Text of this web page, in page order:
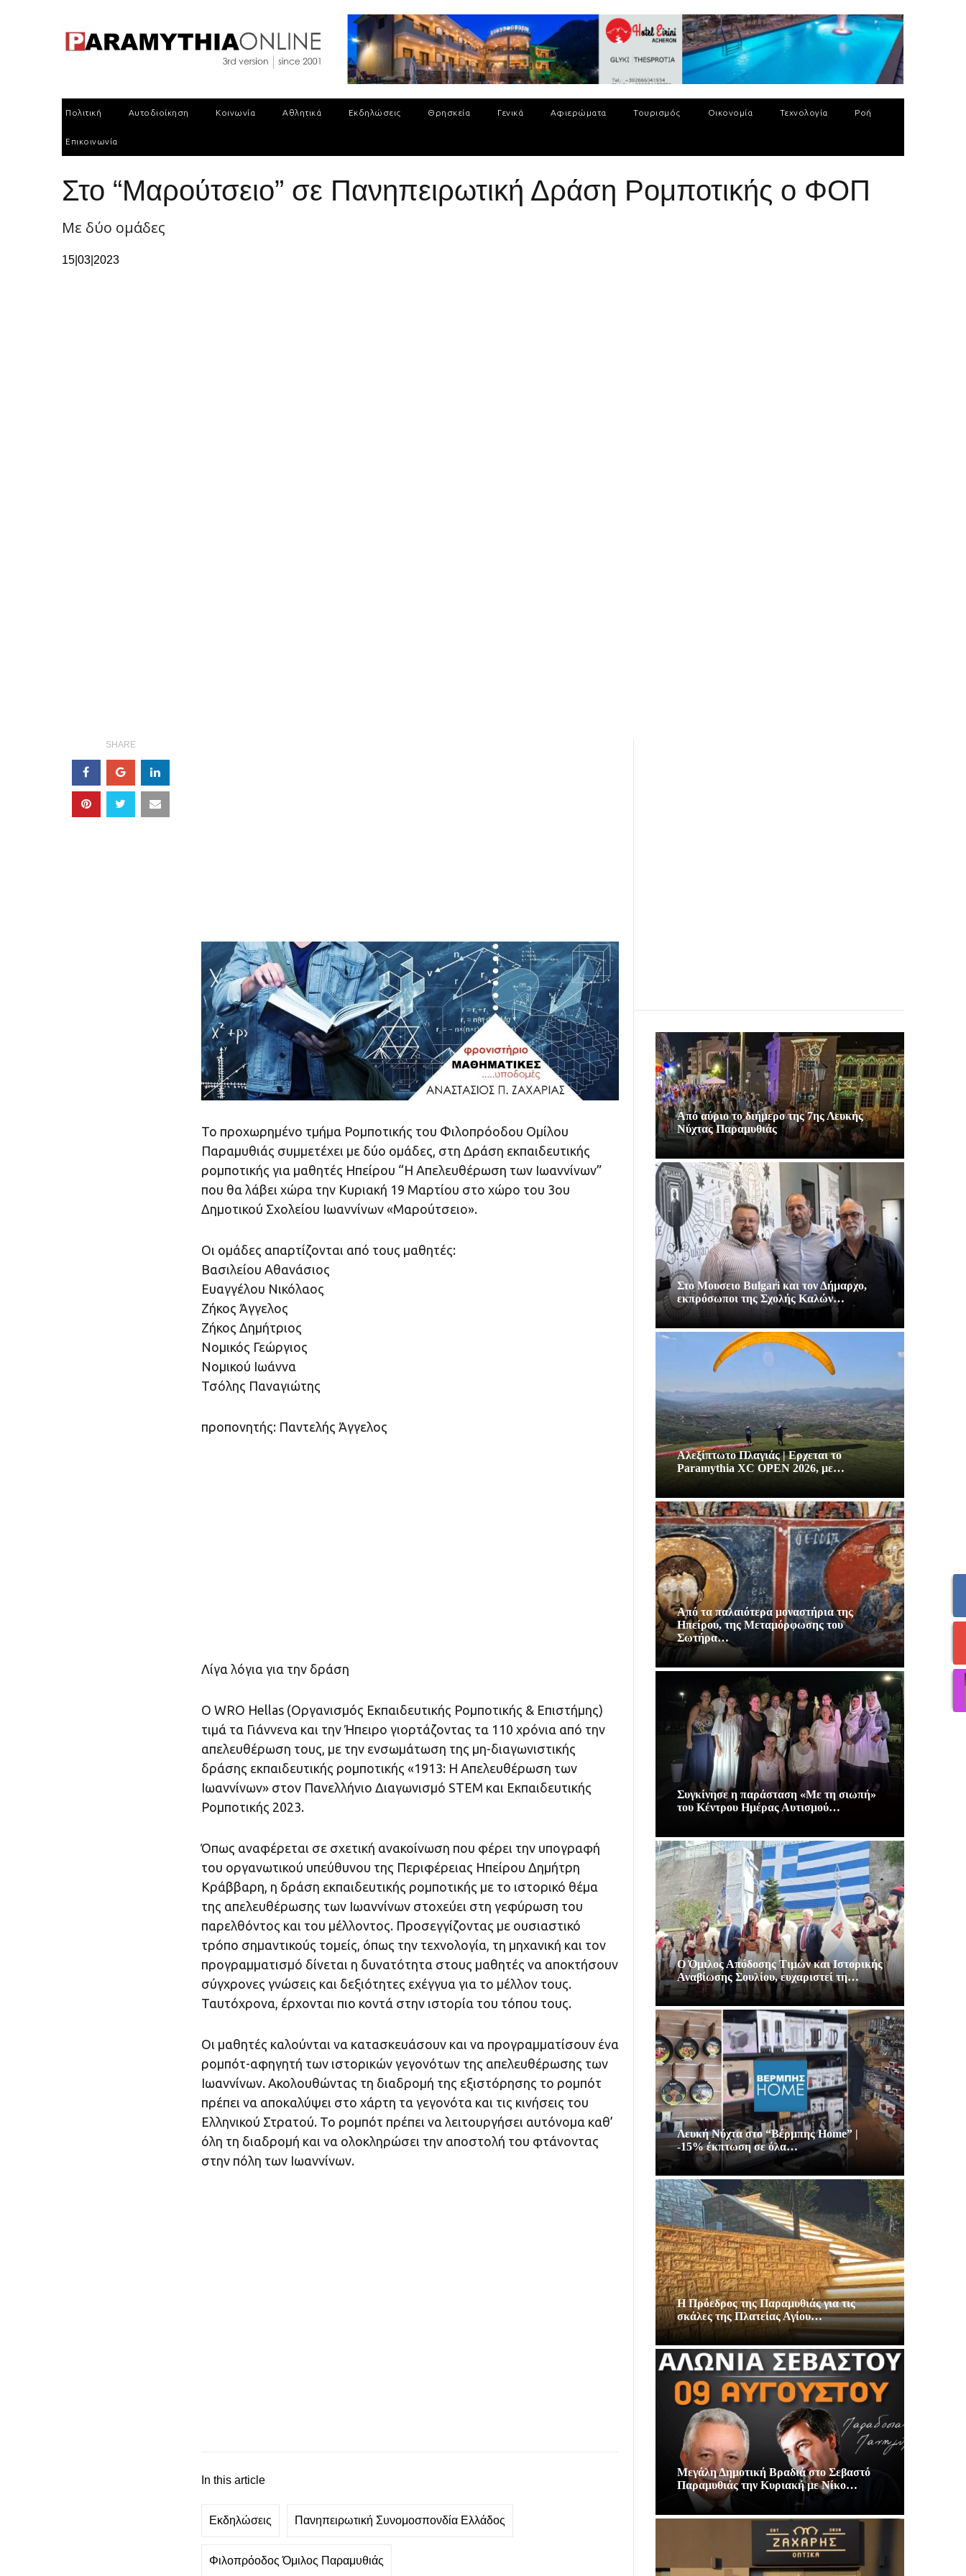
Πολιτική Αυτοδιοίκηση Κοινωνία Αθλητικά Εκδηλώσεις Θρησκεία Γενικά Αφιερώματα Τουρισμός Οικονομία Τεχνολογία Ροή
Επικοινωνία
Στο “Μαρούτσειο” σε Πανηπειρωτική Δράση Ρομποτικής ο ΦΟΠ
Με δύο ομάδες
15|03|2023
SHARE
Το προχωρημένο τμήμα Ρομποτικής του Φιλοπρόοδου Ομίλου
Παραμυθιάς συμμετέχει με δύο ομάδες, στη Δράση εκπαιδευτικής
ρομποτικής για μαθητές Ηπείρου “Η Απελευθέρωση των Ιωαννίνων”
που θα λάβει χώρα την Κυριακή 19 Μαρτίου στο χώρο του 3ου
Δημοτικού Σχολείου Ιωαννίνων «Μαρούτσειο».
Οι ομάδες απαρτίζονται από τους μαθητές:
Βασιλείου Αθανάσιος
Ευαγγέλου Νικόλαος
Ζήκος Άγγελος
Ζήκος Δημήτριος
Νομικός Γεώργιος
Νομικού Ιωάννα
Τσόλης Παναγιώτης
προπονητής: Παντελής Άγγελος
Λίγα λόγια για την δράση
Ο WRO Hellas (Οργανισμός Εκπαιδευτικής Ρομποτικής & Επιστήμης)
τιμά τα Γιάννενα και την Ήπειρο γιορτάζοντας τα 110 χρόνια από την
απελευθέρωση τους, με την ενσωμάτωση της μη-διαγωνιστικής
δράσης εκπαιδευτικής ρομποτικής «1913: Η Απελευθέρωση των
Ιωαννίνων» στον Πανελλήνιο Διαγωνισμό STEM και Εκπαιδευτικής
Ρομποτικής 2023.
Όπως αναφέρεται σε σχετική ανακοίνωση που φέρει την υπογραφή
του οργανωτικού υπεύθυνου της Περιφέρειας Ηπείρου Δημήτρη
Κράββαρη, η δράση εκπαιδευτικής ρομποτικής με το ιστορικό θέμα
της απελευθέρωσης των Ιωαννίνων στοχεύει στη γεφύρωση του
παρελθόντος και του μέλλοντος. Προσεγγίζοντας με ουσιαστικό
τρόπο σημαντικούς τομείς, όπως την τεχνολογία, τη μηχανική και τον
προγραμματισμό δίνεται η δυνατότητα στους μαθητές να αποκτήσουν
σύγχρονες γνώσεις και δεξιότητες εχέγγυα για το μέλλον τους.
Ταυτόχρονα, έρχονται πιο κοντά στην ιστορία του τόπου τους.
Οι μαθητές καλούνται να κατασκευάσουν και να προγραμματίσουν ένα
ρομπότ-αφηγητή των ιστορικών γεγονότων της απελευθέρωσης των
Ιωαννίνων. Ακολουθώντας τη διαδρομή της εξιστόρησης το ρομπότ
πρέπει να αποκαλύψει στο χάρτη τα γεγονότα και τις κινήσεις του
Ελληνικού Στρατού. Το ρομπότ πρέπει να λειτουργήσει αυτόνομα καθ’
όλη τη διαδρομή και να ολοκληρώσει την αποστολή του φτάνοντας
στην πόλη των Ιωαννίνων.
In this article
Εκδηλώσεις Πανηπειρωτική Συνομοσπονδία Ελλάδος
Φιλοπρόοδος Όμιλος Παραμυθιάς
Από αύριο το διήμερο της 7ης Λευκής
Νύχτας Παραμυθιάς
Στο Μουσειο Bulgari και τον Δήμαρχο,
εκπρόσωποι της Σχολής Καλών…
Αλεξίπτωτο Πλαγιάς | Ερχεται το
Paramythia XC OPEN 2026, με…
Από τα παλαιότερα μοναστήρια της
Ηπείρου, της Μεταμόρφωσης του
Σωτήρα…
Συγκίνησε η παράσταση «Με τη σιωπή»
του Κέντρου Ημέρας Αυτισμού…
Ο Όμιλος Απόδοσης Τιμών και Ιστορικής
Αναβίωσης Σουλίου, ευχαριστεί τη…
Λευκή Νύχτα στο “Βέρμπης Home” |
-15% έκπτωση σε όλα…
Η Πρόεδρος της Παραμυθιάς για τις
σκάλες της Πλατείας Αγίου…
Μεγάλη Δημοτική Βραδιά στο Σεβαστό
Παραμυθιάς την Κυριακή με Νίκο…